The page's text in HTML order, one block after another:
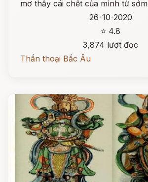
mơ thấy cái chết của mình từ sớm
26-10-2020
⭐ 4.8
3,874 lượt đọc
Thần thoại Bắc Âu